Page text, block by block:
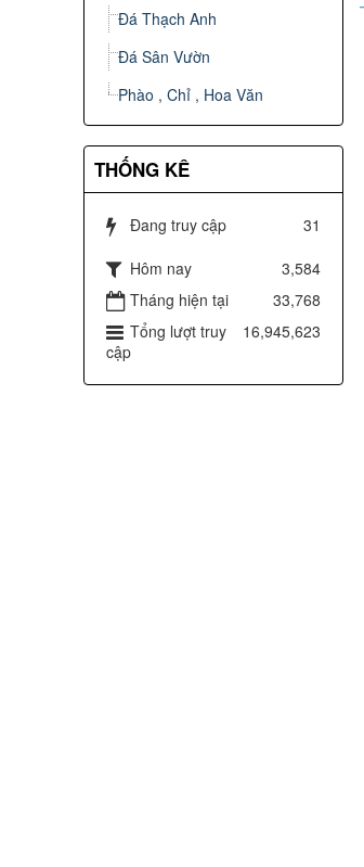
Đá Thạch Anh
Đá Sân Vườn
Phào , Chỉ , Hoa Văn
THỐNG KÊ
Đang truy cập
31
Hôm nay
3,584
Tháng hiện tại
33,768
Tổng lượt truy
cập
16,945,623